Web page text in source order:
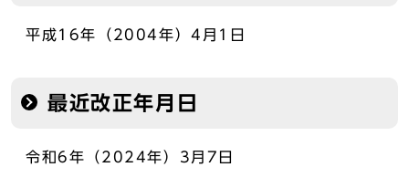
平成16年（2004年）4月1日
最近改正年月日
令和6年（2024年）3月7日